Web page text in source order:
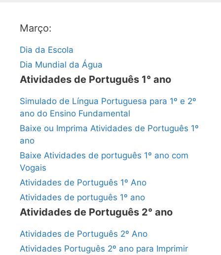
Março:
Dia da Escola
Dia Mundial da Água
Atividades de Português 1° ano
Simulado de Língua Portuguesa para 1º e 2º
ano do Ensino Fundamental
Baixe ou Imprima Atividades de Português 1º
ano
Baixe Atividades de português 1º ano com
Vogais
Atividades de Português 1º Ano
Atividades de português 1º ano
Atividades de Português 2° ano
Atividades de Português 2º Ano
Atividades Português 2º ano para Imprimir